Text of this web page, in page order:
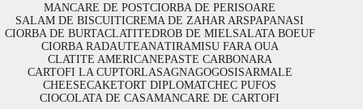
MANCARE DE POSTCIORBA DE PERISOARE
SALAM DE BISCUITICREMA DE ZAHAR ARSPAPANASI
CIORBA DE BURTACLATITEDROB DE MIELSALATA BOEUF
CIORBA RADAUTEANATIRAMISU FARA OUA
CLATITE AMERICANEPASTE CARBONARA
CARTOFI LA CUPTORLASAGNAGOGOSISARMALE
CHEESECAKETORT DIPLOMATCHEC PUFOS
CIOCOLATA DE CASAMANCARE DE CARTOFI